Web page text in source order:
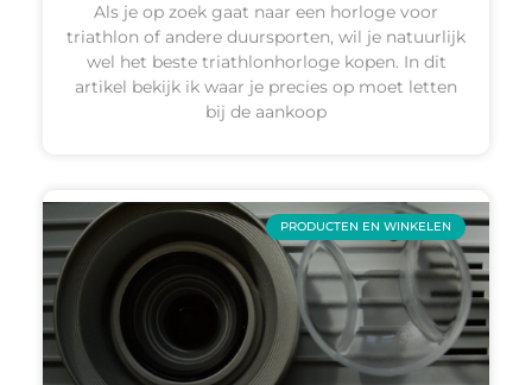
Als je op zoek gaat naar een horloge voor
triathlon of andere duursporten, wil je natuurlijk
wel het beste triathlonhorloge kopen. In dit
artikel bekijk ik waar je precies op moet letten
bij de aankoop
PRODUCTEN EN WINKELEN